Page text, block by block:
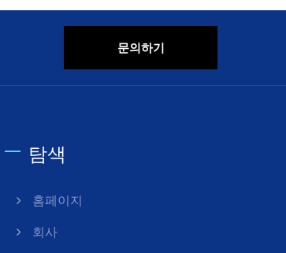
문의하기
탐색
홈페이지
회사